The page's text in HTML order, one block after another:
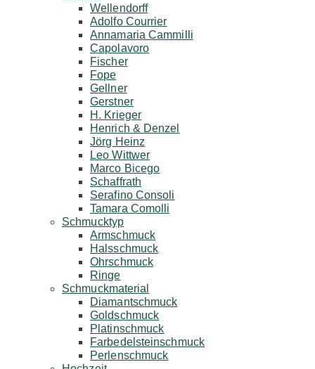
Wellendorff
Adolfo Courrier
Annamaria Cammilli
Capolavoro
Fischer
Fope
Gellner
Gerstner
H. Krieger
Henrich & Denzel
Jörg Heinz
Leo Wittwer
Marco Bicego
Schaffrath
Serafino Consoli
Tamara Comolli
Schmucktyp
Armschmuck
Halsschmuck
Ohrschmuck
Ringe
Schmuckmaterial
Diamantschmuck
Goldschmuck
Platinschmuck
Farbedelsteinschmuck
Perlenschmuck